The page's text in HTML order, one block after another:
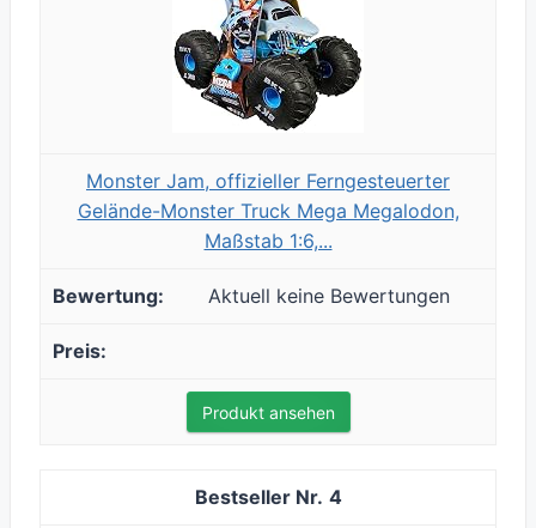
Monster Jam, offizieller Ferngesteuerter
Gelände-Monster Truck Mega Megalodon,
Maßstab 1:6,...
Aktuell keine Bewertungen
Produkt ansehen
4